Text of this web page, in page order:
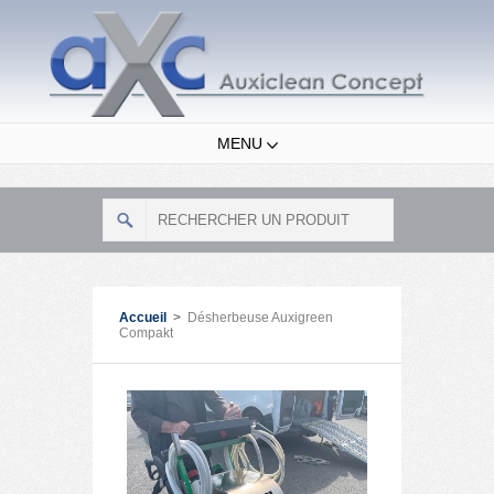
MENU
Accueil > Désherbeuse Auxigreen
Compakt